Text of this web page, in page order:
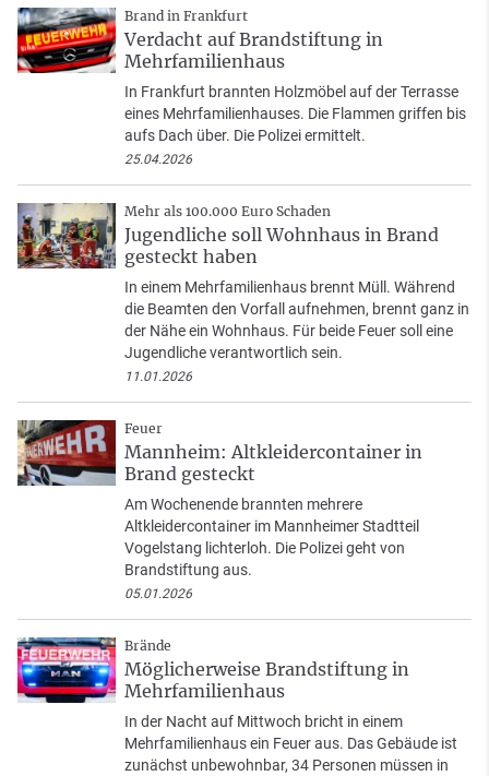
Brand in Frankfurt
Verdacht auf Brandstiftung in
Mehrfamilienhaus
In Frankfurt brannten Holzmöbel auf der Terrasse
eines Mehrfamilienhauses. Die Flammen griffen bis
aufs Dach über. Die Polizei ermittelt.
25.04.2026
Mehr als 100.000 Euro Schaden
Jugendliche soll Wohnhaus in Brand
gesteckt haben
In einem Mehrfamilienhaus brennt Müll. Während
die Beamten den Vorfall aufnehmen, brennt ganz in
der Nähe ein Wohnhaus. Für beide Feuer soll eine
Jugendliche verantwortlich sein.
11.01.2026
Feuer
Mannheim: Altkleidercontainer in
Brand gesteckt
Am Wochenende brannten mehrere
Altkleidercontainer im Mannheimer Stadtteil
Vogelstang lichterloh. Die Polizei geht von
Brandstiftung aus.
05.01.2026
Brände
Möglicherweise Brandstiftung in
Mehrfamilienhaus
In der Nacht auf Mittwoch bricht in einem
Mehrfamilienhaus ein Feuer aus. Das Gebäude ist
zunächst unbewohnbar, 34 Personen müssen in